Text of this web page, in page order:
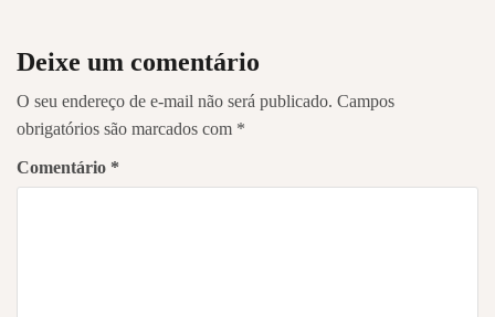
Deixe um comentário
O seu endereço de e-mail não será publicado. Campos
obrigatórios são marcados com *
Comentário *